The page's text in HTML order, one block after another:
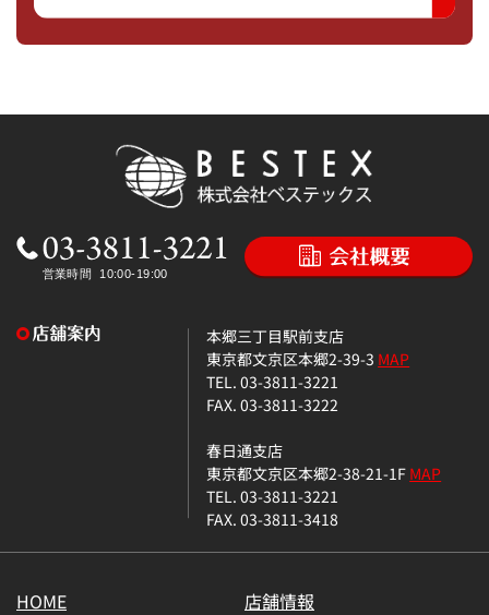
本郷三丁目駅前支店
東京都文京区本郷2-39-3 MAP
TEL. 03-3811-3221
FAX. 03-3811-3222
春日通支店
東京都文京区本郷2-38-21-1FMAP
TEL. 03-3811-3221
FAX. 03-3811-3418
HOME
店舗情報